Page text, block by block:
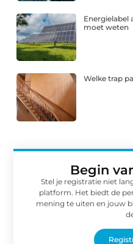
Energielabel
moet weten
Welke trap
Begin
Stel je registratie niet
platform. Het biedt de
mening te uiten en jouw